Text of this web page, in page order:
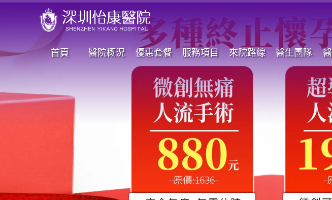
首頁 醫院概況 優惠套餐 服務項目 來院路線 醫生團隊